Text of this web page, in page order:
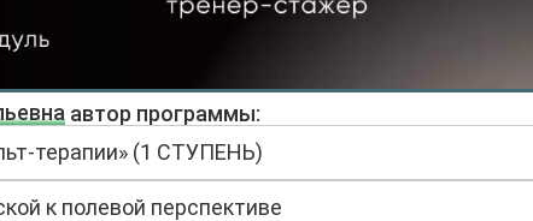
автор программы:
терапии» (1 СТУПЕНЬ)
к полевой перспективе